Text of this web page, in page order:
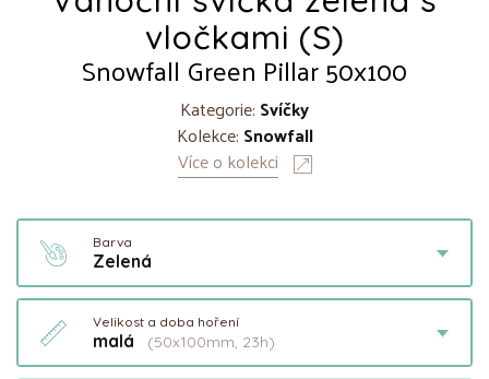
vločkami (S)
Snowfall Green Pillar 50x100
Kategorie: Svíčky
Kolekce: Snowfall
Více o kolekci
Barva
Zelená
Velikost a doba hoření
malá (50x100mm, 23h)